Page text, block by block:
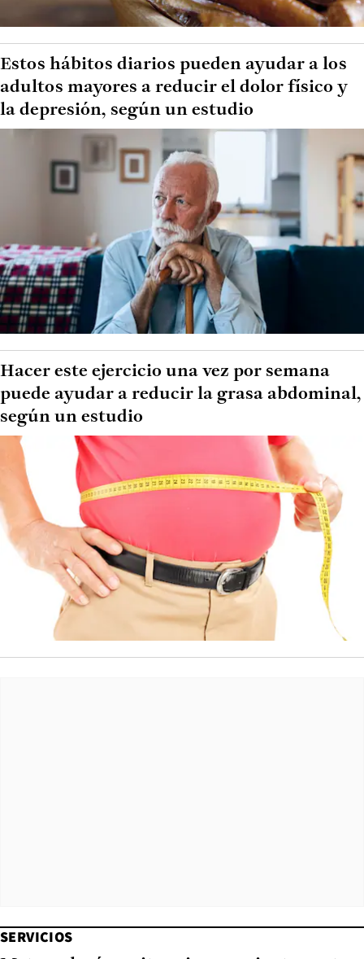
Estos hábitos diarios pueden ayudar a los
adultos mayores a reducir el dolor físico y
la depresión, según un estudio
Hacer este ejercicio una vez por semana
puede ayudar a reducir la grasa abdominal,
según un estudio
SERVICIOS